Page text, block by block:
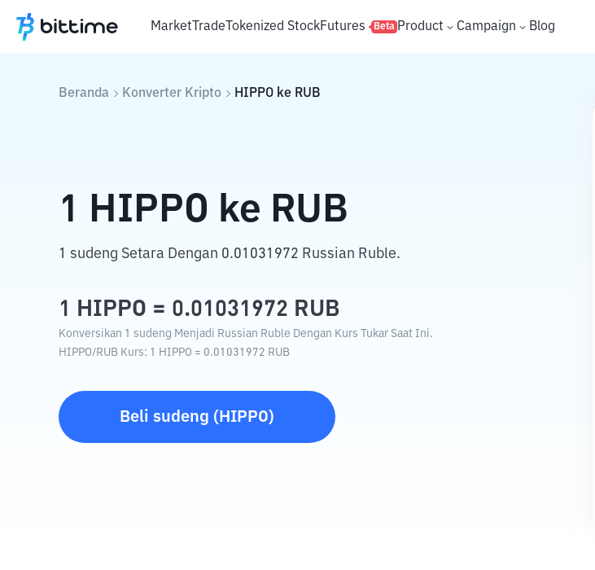
MarketTradeTokenized StockFutures Beta Product Campaign Blog
Beranda Konverter Kripto HIPPO ke RUB
1 HIPPO ke RUB
1 sudeng Setara Dengan 0.01031972 Russian Ruble.
1 HIPPO = 0.01031972 RUB
Konversikan 1 sudeng Menjadi Russian Ruble Dengan Kurs Tukar Saat Ini.
HIPPO/RUB Kurs: 1 HIPPO = 0.01031972 RUB
Beli sudeng ( HIPPO)